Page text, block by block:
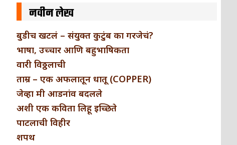
नवीन लेख
बुडीच खटलं – संयुक्त कुटुंब का गरजेचं?
भाषा, उच्चार आणि बहुभाषिकता
वारी विठ्ठलाची
ताम्र – एक अफलातून धातू (COPPER)
जेव्हा मी आडनांव बदलले
अशी एक कविता लिहू इच्छिते
पाटलाची विहीर
शपथ